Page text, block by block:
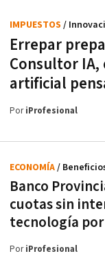
Errepar
Consultor
artificial
IMPUESTOS /
PoriProfesional
Banco
cuotas sin
tecnología
ECONOMÍA/
PoriProfesional